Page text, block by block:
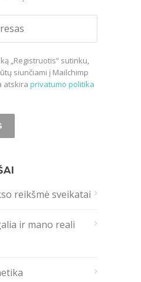
„Registruotis“ sutinku,
siunčiami į Mailchimp
atskira privatumo politika
reikšmė sveikatai
ir mano reali